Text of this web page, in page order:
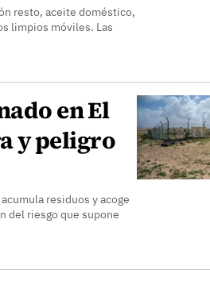
resto, aceite doméstico,
limpios móviles. Las
en El
y peligro
residuos y acoge
del riesgo que supone